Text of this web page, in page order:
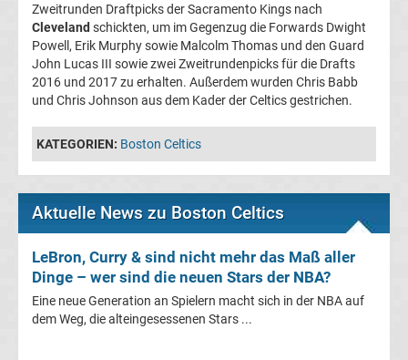
Pokal
Ergebnisse
Champions
Tabelle
Champions
League
Zweitrunden Draftpicks der Sacramento Kings nach
Cleveland schickten, um im Gegenzug die Forwards Dwight
Powell, Erik Murphy sowie Malcolm Thomas und den Guard
John Lucas III sowie zwei Zweitrundenpicks für die Drafts
2016 und 2017 zu erhalten. Außerdem wurden Chris Babb
und Chris Johnson aus dem Kader der Celtics gestrichen.
KATEGORIEN: Boston Celtics
Aktuelle News zu Boston Celtics
LeBron, Curry & sind nicht mehr das Maß aller
Dinge – wer sind die neuen Stars der NBA?
Eine neue Generation an Spielern macht sich in der NBA auf
dem Weg, die alteingesessenen Stars ...